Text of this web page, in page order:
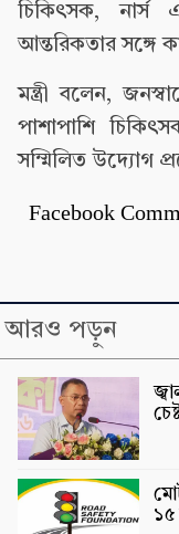
চিকিৎসক, নার্স
আন্তরিকতার সঙ্গে
মন্ত্রী বলেন,
পাশাপাশি
সম্মিলিত উদ্যোগ
Facebook
আরও পড়ুন
১৫